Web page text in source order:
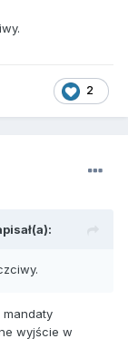
2
mandaty
wyjście w